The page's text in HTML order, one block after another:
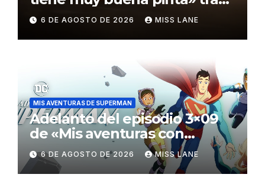
el fracaso de «Supergirl»
6 DE AGOSTO DE 2026 MISS LANE
MIS AVENTURAS DE SUPERMAN
Adelanto del episodio 3×09
de «Mis aventuras con
Superman»
6 DE AGOSTO DE 2026 MISS LANE